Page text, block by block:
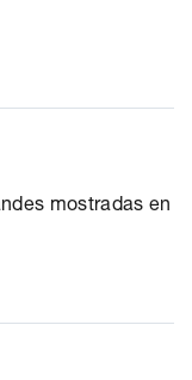
mostradas en